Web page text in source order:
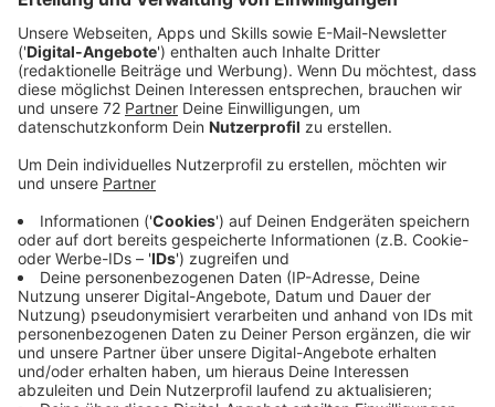
Anzeige
Hitzefrei für Oberstufe
Anzeige
Am Mittwoch geht es im NRW-Teil unserer Region
nach den Sommerferien zurück in die Schulen - mit
Mund-Nasen-Bedeckung. Aufgrund dieser Corona-
Regelung ändert die NRW-Regierung vorerst die
Hitzfrei-Bedingungen. Schulministerin Yvonne Gebauer
sagt: